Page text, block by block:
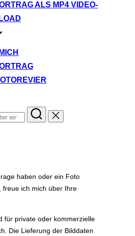
ALS MP4 VIDEO-
haben oder ein Foto
freue ich mich über Ihre
für private oder kommerzielle
Die Lieferung der Bilddaten